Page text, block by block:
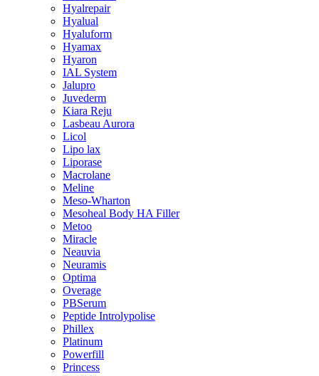
Hyalrepair
Hyalual
Hyaluform
Hyamax
Hyaron
IAL System
Jalupro
Juvederm
Kiara Reju
Lasbeau Aurora
Licol
Lipo lax
Liporase
Macrolane
Meline
Meso-Wharton
Mesoheal Body HA Filler
Metoo
Miracle
Neauvia
Neuramis
Optima
Overage
PBSerum
Peptide Introlypolise
Phillex
Platinum
Powerfill
Princess